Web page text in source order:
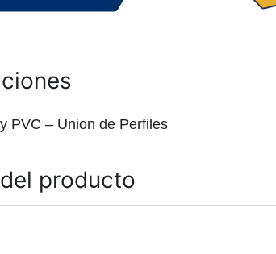
PVC – Union de Perfiles
producto